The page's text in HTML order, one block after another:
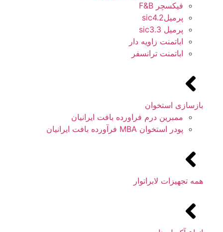
فیکسچر F&B
پرمیلsic4.2
پرمیل sic3.3
اباتمنت زاویه دار
اباتمنت ترانسفر
بازسازی استخوان
ممبرین درم فراورده بافت ایرانیان
پودر استخوان MBA فرآورده بافت ایرانیان
همه تجهیزات لابراتوار